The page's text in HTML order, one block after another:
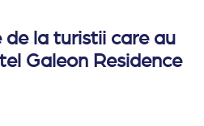
de la turistii care au
Galeon Residence